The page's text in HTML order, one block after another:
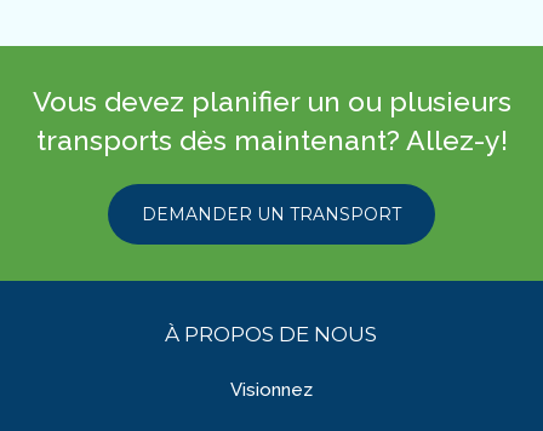
Vous devez planifier un ou plusieurs
transports dès maintenant? Allez-y!
DEMANDER UN TRANSPORT
À PROPOS DE NOUS
Visionnez